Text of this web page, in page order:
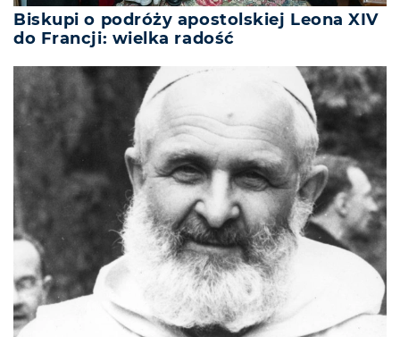
Biskupi o podróży apostolskiej Leona XIV
do Francji: wielka radość